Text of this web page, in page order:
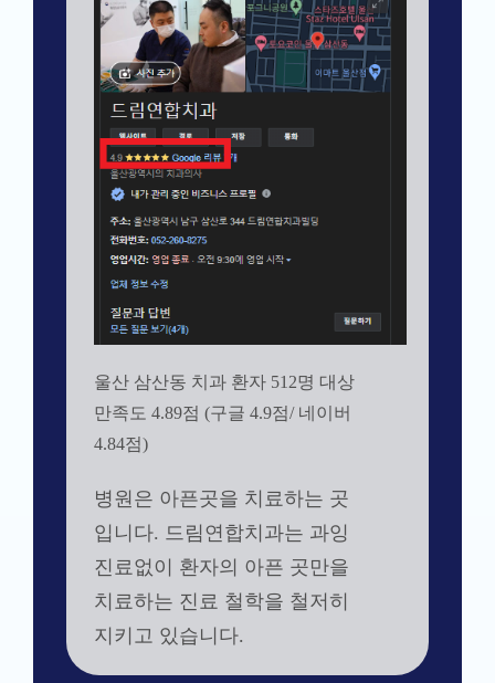
울산 삼산동 치과 환자 512명 대상
만족도 4.89점 (구글 4.9점/ 네이버
4.84점)
병원은 아픈곳을 치료하는 곳
입니다. 드림연합치과는 과잉
진료없이 환자의 아픈 곳만을
치료하는 진료 철학을 철저히
지키고 있습니다.